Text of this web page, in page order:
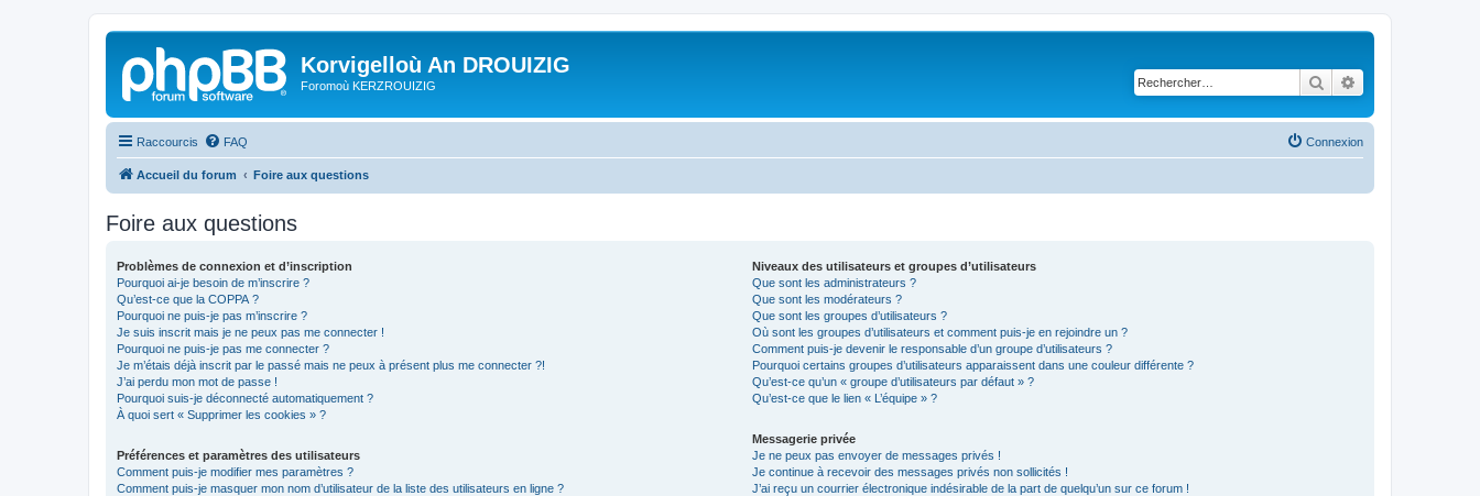
Korvigelloù An DROUIZIG
Foromoù KERZROUIZIG Rechercher
Raccourcis FAQ Connexion
Accueil du forum Foire aux questions
Foire aux questions
Problèmes de connexion et d’inscription
Pourquoi ai-je besoin de m’inscrire ?
Qu’est-ce que la COPPA ?
Pourquoi ne puis-je pas m’inscrire ?
Je suis inscrit mais je ne peux pas me connecter !
Pourquoi ne puis-je pas me connecter ?
Je m’étais déjà inscrit par le passé mais ne peux à présent plus me connecter ?!
J’ai perdu mon mot de passe !
Pourquoi suis-je déconnecté automatiquement ?
À quoi sert « Supprimer les cookies » ?
Préférences et paramètres des utilisateurs
Comment puis-je modifier mes paramètres ?
Comment puis-je masquer mon nom d’utilisateur de la liste des utilisateurs en ligne ?
Niveaux des utilisateurs et groupes d’utilisateurs
Que sont les administrateurs ?
Que sont les modérateurs ?
Que sont les groupes d’utilisateurs ?
Où sont les groupes d’utilisateurs et comment puis-je en rejoindre un ?
Comment puis-je devenir le responsable d’un groupe d’utilisateurs ?
Pourquoi certains groupes d’utilisateurs apparaissent dans une couleur différente ?
Qu’est-ce qu’un « groupe d’utilisateurs par défaut » ?
Qu’est-ce que le lien « L’équipe » ?
Messagerie privée
Je ne peux pas envoyer de messages privés !
Je continue à recevoir des messages privés non sollicités !
J’ai reçu un courrier électronique indésirable de la part de quelqu’un sur ce forum !